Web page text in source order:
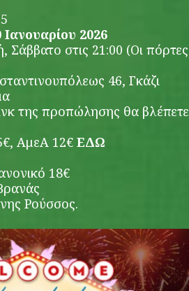
2026
στις 21:00 (Οι πόρτες
46, Γκάζι
της προπώλησης θα βλέπετε
ΑμεΑ 12€ ΕΔΩ
18€
Ρούσσος.